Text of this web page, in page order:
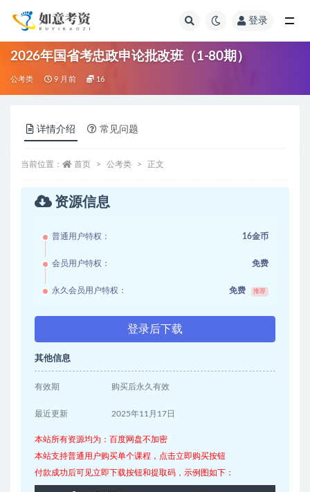
登录
2026年国省考忠政申论批改班（1-80期）
公考类 9 月前 16
详情介绍 常见问题
当前位置： 首页 公考类 正文
资源信息
普通用户特权： 16金币
会员用户特权： 免费
永久会员用户特权： 免费 推荐
登录后下载
其他信息
有效期 购买后永久有效
最近更新 2025年11月17日
本站所有资源均为：百度网盘不加密
本站支持普通用户购买单个课程，点击立即购买按钮
付款成功后可见立即下载按钮和提取码，示例图如下：